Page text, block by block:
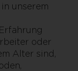
unserem
oder
Alter sind,